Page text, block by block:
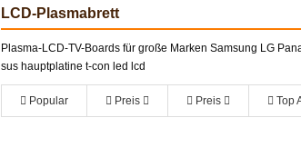
LCD-Plasmabrett
Plasma-LCD-TV-Boards für große Marken Samsung LG
sus hauptplatine t-con led lcd
Popular Preis Preis Top